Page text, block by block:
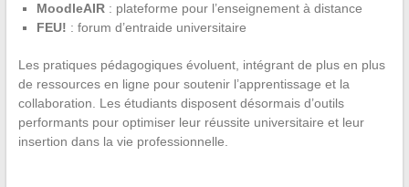
MoodleAIR: plateforme pour l’enseignement à distance
FEU! : forum d’entraide universitaire
Les pratiques pédagogiques évoluent, intégrant de plus en plus
de ressources en ligne pour soutenir l’apprentissage et la
collaboration. Les étudiants disposent désormais d’outils
performants pour optimiser leur réussite universitaire et leur
insertion dans la vie professionnelle.